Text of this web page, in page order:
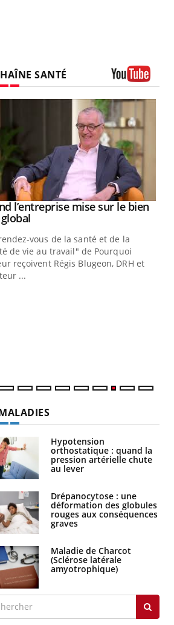
SANTÉ
l’entreprise mise sur le bien
Youtube
vous de la santé et de la
de vie au travail" de Pourquoi
reçoivent Régis Blugeon, DRH et
...
Hypotension
orthostatique : quand la
pression artérielle chute
au lever
Drépanocytose : une
déformation des globules
rouges aux conséquences
graves
Maladie de Charcot
(Sclérose latérale
amyotrophique)